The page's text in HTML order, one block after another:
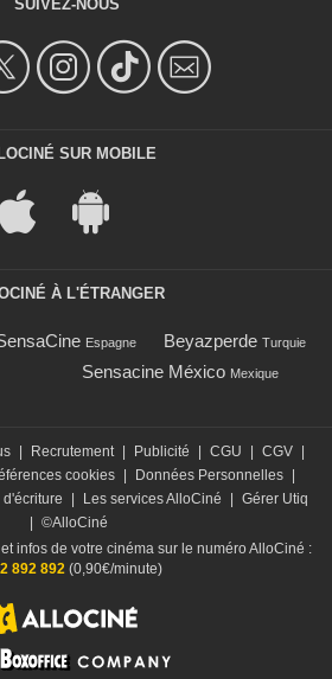
SUIVEZ-NOUS
SUR MOBILE
À L'ÉTRANGER
Espagne Beyazperde Turquie
Sensacine México Mexique
| Recrutement | Publicité | CGU | CGV |
cookies | Données Personnelles |
| Les services AlloCiné | Gérer Utiq
| ©AlloCiné
infos de votre cinéma sur le numéro AlloCiné :
892 892 (0,90€/minute)